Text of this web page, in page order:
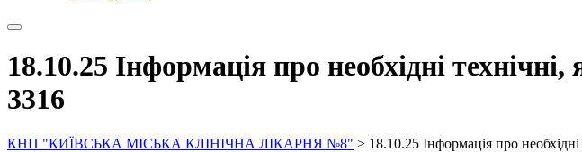
18.10.25 Інформація про необхідні
3316
КНП "КИЇВСЬКА МІСЬКА КЛІНІЧНА ЛІКАРНЯ №8" > 18.10.25 Інформація про необхідні